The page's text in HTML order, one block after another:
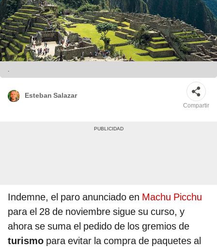
.
Esteban Salazar
Compartir
Indemne, el paro anunciado en Machu Picchu
para el 28 de noviembre sigue su curso, y
ahora se suma el pedido de los gremios de
turismo para evitar la compra de paquetes al